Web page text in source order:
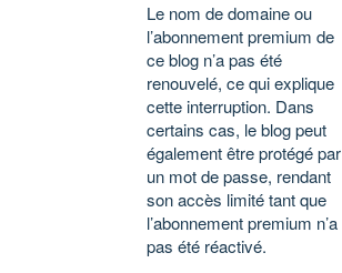
Le nom de domaine ou
l’abonnement premium de
ce blog n’a pas été
renouvelé, ce qui explique
cette interruption. Dans
certains cas, le blog peut
également être protégé par
un mot de passe, rendant
son accès limité tant que
l’abonnement premium n’a
pas été réactivé.